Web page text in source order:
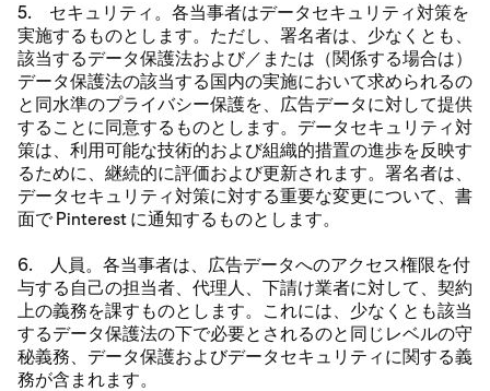
5. セキュリティ。各当事者はデータセキュリティ対策を
実施するものとします。ただし、署名者は、少なくとも、
該当するデータ保護法および／または（関係する場合は）
データ保護法の該当する国内の実施において求められるの
と同水準のプライバシー保護を、広告データに対して提供
することに同意するものとします。データセキュリティ対
策は、利用可能な技術的および組織的措置の進歩を反映す
るために、継続的に評価および更新されます。署名者は、
データセキュリティ対策に対する重要な変更について、書
面で Pinterest に通知するものとします。
6. 人員。各当事者は、広告データへのアクセス権限を付
与する自己の担当者、代理人、下請け業者に対して、契約
上の義務を課すものとします。これには、少なくとも該当
するデータ保護法の下で必要とされるのと同じレベルの守
秘義務、データ保護およびデータセキュリティに関する義
務が含まれます。